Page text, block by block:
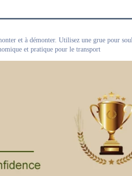
et à démonter. Utilisez une grue pour
et pratique pour le transport